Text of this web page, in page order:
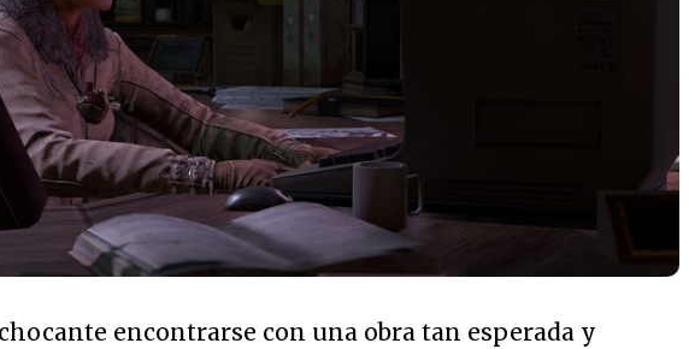
encontrarse con una obra tan esperada y